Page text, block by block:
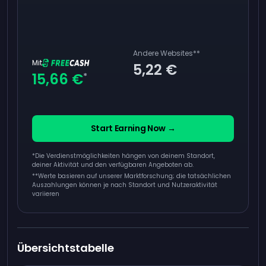
Mit
15,66 €*
Andere Websites**
5,22 €
Start Earning Now →
*Die Verdienstmöglichkeiten hängen von deinem Standort,
deiner Aktivität und den verfügbaren Angeboten ab.
**Werte basieren auf unserer Marktforschung; die tatsächlichen
Auszahlungen können je nach Standort und Nutzeraktivität
variieren
Übersichtstabelle